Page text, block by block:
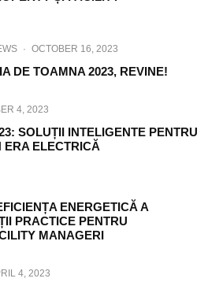
· OCTOBER 16, 2023
DE TOAMNA 2023, REVINE!
4, 2023
SOLUȚII INTELIGENTE PENTRU
ERA ELECTRICĂ
ENERGETICĂ A
PRACTICE PENTRU
MANAGERI
4, 2023